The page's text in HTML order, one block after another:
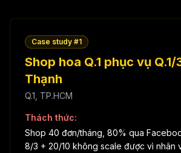
Case study #1
Shop hoa Q.1 phục vụ Q.1/
Thạnh
Q.1, TP.HCM
Thách thức:
Shop 40 đơn/tháng, 80% qua
8/3 + 20/10 không scale được vì nhân